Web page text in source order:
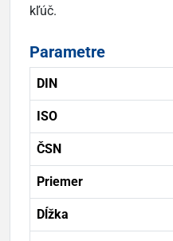
kľúč.
Parametre
DIN
ISO
ČSN
Priemer
Dĺžka